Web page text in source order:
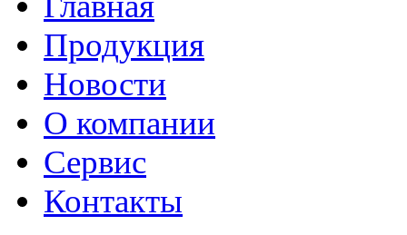
Продукция
Новости
О компании
Сервис
Контакты